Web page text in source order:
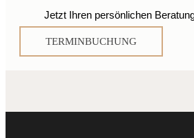
Jetzt Ihren persönlichen
TERMINBUCHUNG